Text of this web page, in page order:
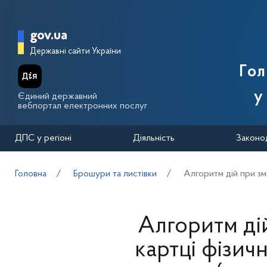
Головна сторінка Державної
gov.ua
Державні сайти України
Єдиний державний
вебпортал електронних послуг
у
ДПС у регіоні Діяльність
Головна Брошури та листівки Алгоритм дій при
Алгоритм
картці